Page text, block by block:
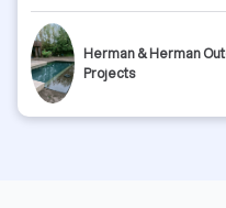
Herman & Herman
Projects